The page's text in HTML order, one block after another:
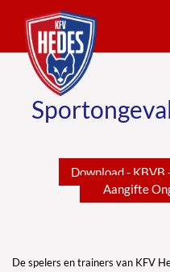
Download -
Aangifte
De spelers en trainers van KFV